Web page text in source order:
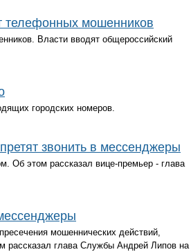
телефонных мошенников
Власти вводят общероссийский
городских номеров.
звонить в мессенджеры
Об этом рассказал вице-премьер - глава
мошеннических действий,
рассказал глава Службы Андрей Липов на